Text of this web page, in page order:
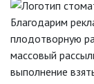
Благодарим
плодотворную
массовый
выполнение